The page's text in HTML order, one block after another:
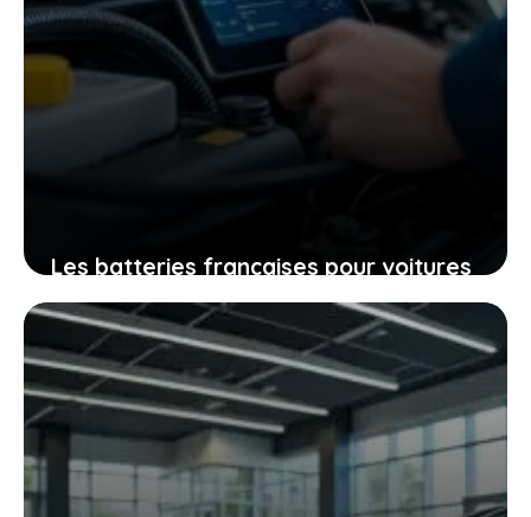
Les batteries françaises pour voitures
électriques traversent une période
difficile de fabrication et de qualité qui
vous interpelle
29 janvier 2026